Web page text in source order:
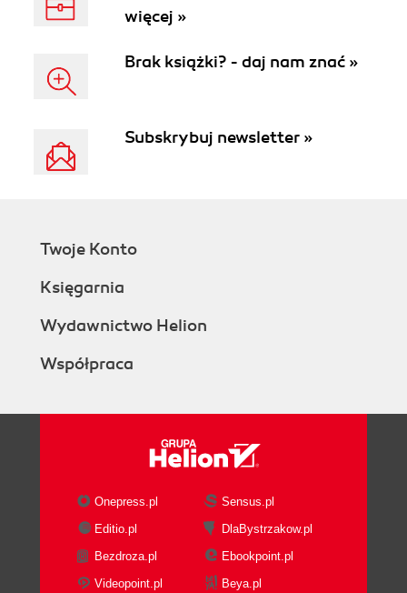
więcej »
Brak książki? - daj nam znać »
Subskrybuj newsletter »
Twoje Konto
Księgarnia
Wydawnictwo Helion
Współpraca
Onepress.pl
Sensus.pl
Editio.pl
DlaBystrzakow.pl
Bezdroza.pl
Ebookpoint.pl
Videopoint.pl
Beya.pl